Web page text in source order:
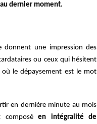
dernier moment.
donnent une impression des
ou ceux qui hésitent
le dépaysement est le mot
en dernière minute au mois
composéen intégralité de